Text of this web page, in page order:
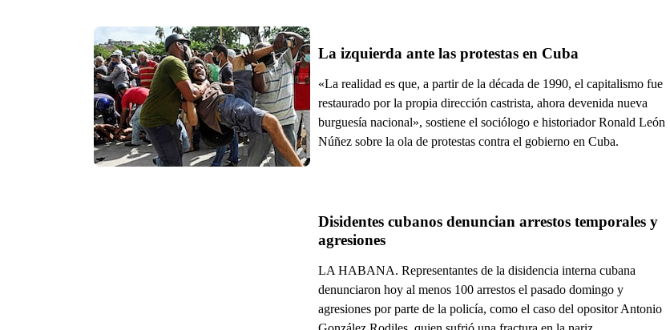
La izquierda ante las protestas en Cuba
«La realidad es que, a partir de la década de 1990, el capitalismo fue
restaurado por la propia dirección castrista, ahora devenida nueva
burguesía nacional», sostiene el sociólogo e historiador Ronald León
Núñez sobre la ola de protestas contra el gobierno en Cuba.
Disidentes cubanos denuncian arrestos temporales y
agresiones
LA HABANA. Representantes de la disidencia interna cubana
denunciaron hoy al menos 100 arrestos el pasado domingo y
agresiones por parte de la policía, como el caso del opositor Antonio